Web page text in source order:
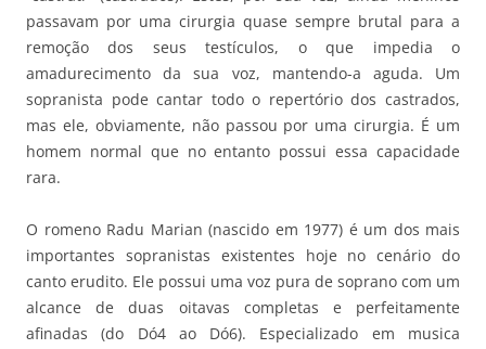
passavam por uma cirurgia quase sempre brutal para a
remoção dos seus testículos, o que impedia o
amadurecimento da sua voz, mantendo-a aguda. Um
sopranista pode cantar todo o repertório dos castrados,
mas ele, obviamente, não passou por uma cirurgia. É um
homem normal que no entanto possui essa capacidade
rara.
O romeno Radu Marian (nascido em 1977) é um dos mais
importantes sopranistas existentes hoje no cenário do
canto erudito. Ele possui uma voz pura de soprano com um
alcance de duas oitavas completas e perfeitamente
afinadas (do Dó4 ao Dó6). Especializado em musica